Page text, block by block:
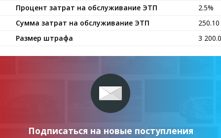
Процент затрат на обслуживание ЭТП
2.5%
Сумма затрат на обслуживание ЭТП
Размер штрафа
3
Подписаться на новые поступления